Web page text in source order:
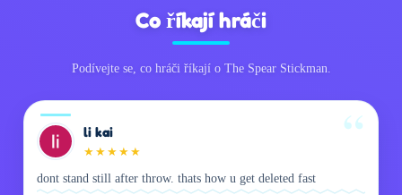
Co říkají hráči
Podívejte se, co hráči říkají o The Spear Stickman.
li kai
★ ★ ★ ★ ★
dont stand still after throw. thats how u get deleted fast